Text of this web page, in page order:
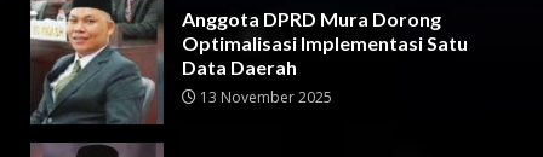
Anggota DPRD Mura Dorong
Optimalisasi Implementasi Satu
Data Daerah
13 November 2025